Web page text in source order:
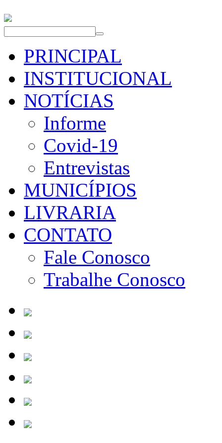
PRINCIPAL
INSTITUCIONAL
NOTÍCIAS
Informe
Covid-19
Entrevistas
MUNICÍPIOS
LIVRARIA
CONTATO
Fale Conosco
Trabalhe Conosco